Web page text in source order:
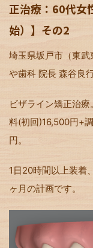
正治療：60代女
始）】その2
埼玉県坂戸市（東武
や歯科 院長 森谷良
ビザライン矯正治
料(初回)16,500円+
円。
1日20時間以上装着
ヶ月の計画です。